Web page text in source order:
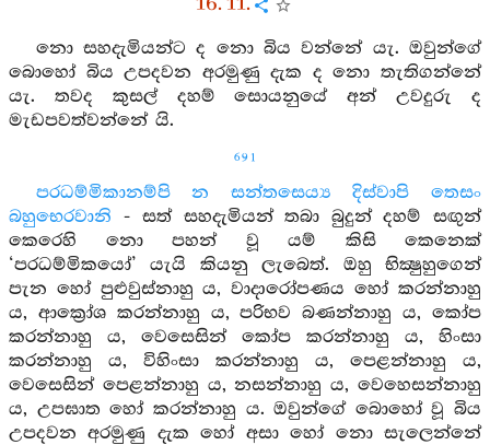
නො සහදැමියන්ට ද නො බිය වන්නේ යැ. ඔවුන්ගේ
බොහෝ බිය උපදවන අරමුණු දැක ද නො තැතිගන්නේ
යැ. තවද කුසල් දහම් සොයනුයේ අන් උවදුරු ද
මැඩපවත්වන්නේ යි.
691
පරධම්මිකානම්පි න සන්තසෙය්‍ය දිස්වාපි තෙසං
බහුභෙරවානි - සත් සහදැමියන් තබා බුදුන් දහම් සඟුන්
කෙරෙහි නො පහන් වූ යම් කිසි කෙනෙක්
‘පරධම්මිකයෝ’ යැයි කියනු ලැබෙත්. ඔහු භික්‍ෂුහුගෙන්
පැන හෝ පුළුවුස්නාහු ය, වාදාරෝපණය හෝ කරන්නාහු
ය, ආක්‍රෝශ කරන්නාහු ය, පරිභව බණන්නාහු ය, කෝප
කරන්නාහු ය, වෙසෙසින් කෝප කරන්නාහු ය, හිංසා
කරන්නාහු ය, විහිංසා කරන්නාහු ය, පෙළන්නාහු ය,
වෙසෙසින් පෙළන්නාහු ය, නසන්නාහු ය, වෙහෙසන්නාහු
ය, උපඝාත හෝ කරන්නාහු ය. ඔවුන්ගේ බොහෝ වූ බිය
උපදවන අරමුණු දැක හෝ අසා හෝ නො සැලෙන්නේ